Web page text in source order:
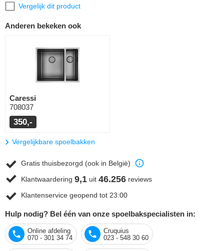
Vergelijk dit product
Anderen bekeken ook
Caressi
708037
350,-
Vergelijkbare spoelbakken
Gratis thuisbezorgd (ook in België)
Klantwaardering 9,1 uit 46.256 reviews
Klantenservice geopend tot 23:00
Hulp nodig? Bel één van onze spoelbakspecialisten in:
Online afdeling
070 - 301 34 74
Cruquius
023 - 548 30 60